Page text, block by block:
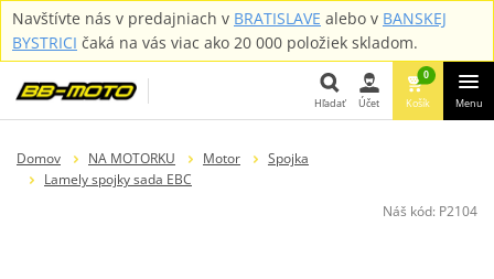
Navštívte nás v predajniach v BRATISLAVE alebo v BANSKEJ
BYSTRICI čaká na vás viac ako 20 000 položiek skladom.
Hľadať Účet
0
Košík Menu
Domov NA MOTORKU Motor
Spojka
Lamely spojky sada EBC
Náš kód: P2104